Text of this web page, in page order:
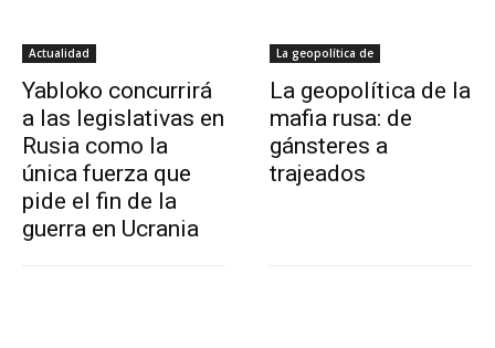
Actualidad
Yabloko concurrirá
a las legislativas en
Rusia como la
única fuerza que
pide el fin de la
guerra en Ucrania
La geopolítica de
La geopolítica de la
mafia rusa: de
gánsteres a
trajeados